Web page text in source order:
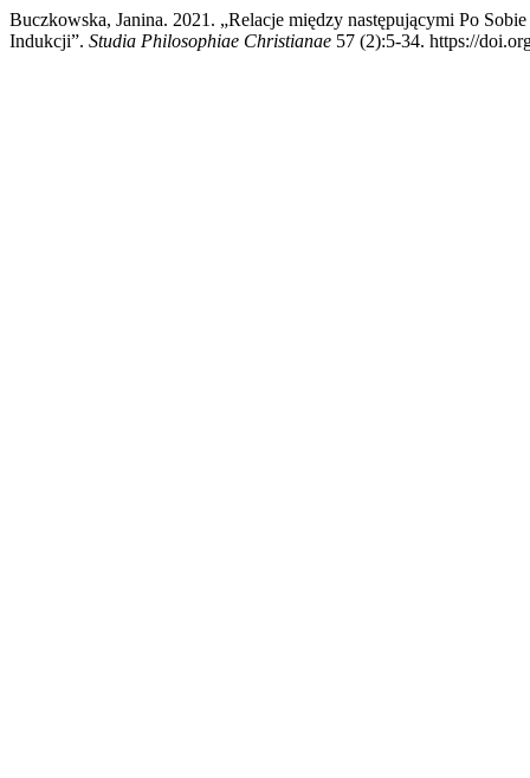
Buczkowska, Janina. 2021. „Relacje między następującymi Po
Indukcji”. Studia Philosophiae Christianae 57 (2):5-34. https://